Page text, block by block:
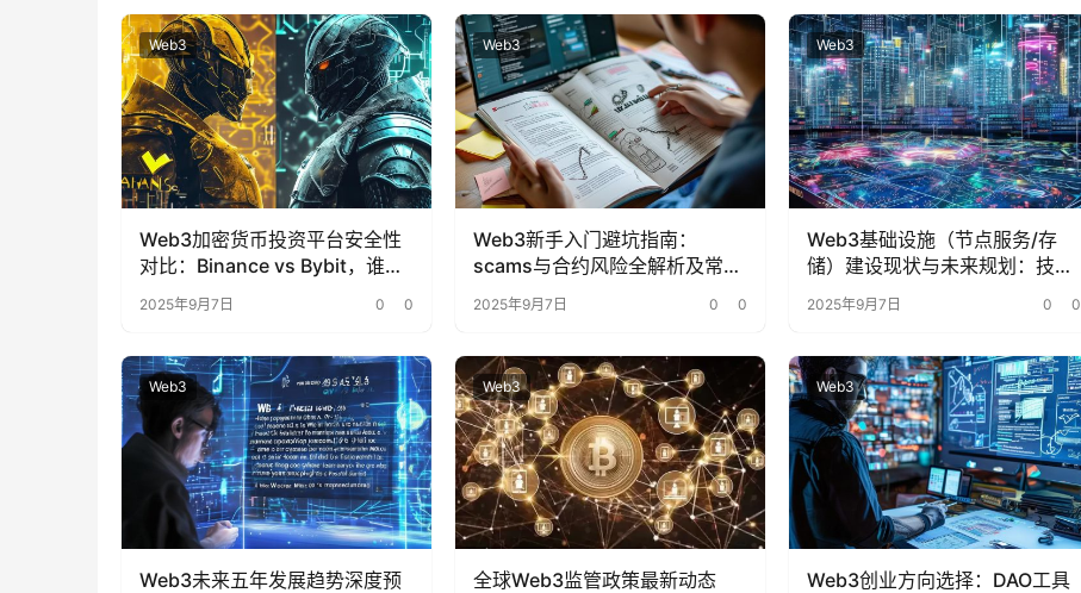
Web3
Web3加密货币投资平台安全性
对比：Binance vs Bybit，谁更
值得信赖？
2025年9月7日 0 0
Web3
Web3新手入门避坑指南：
scams与合约风险全解析及常见
误区破解
2025年9月7日 0 0
Web3
Web3基础设施（节点服务/存
储）建设现状与未来规划：技术
突破与生态布局
2025年9月7日 0 0
Web3
Web3未来五年发展趋势深度预
Web3
全球Web3监管政策最新动态
Web3
Web3创业方向选择：DAO工具